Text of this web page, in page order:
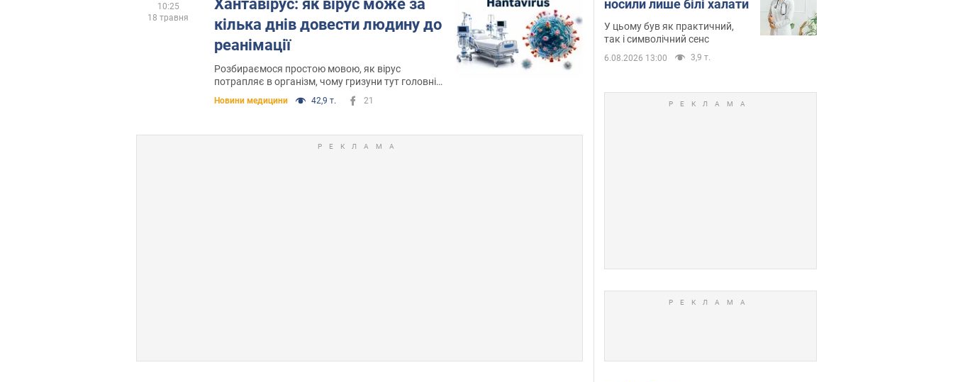
Хантавірус: як вірус може за
кілька днів довести людину до
реанімації
Розбираємося простою мовою, як вірус
потрапляє в організм, чому гризуни тут головні
"акціонери" та чи є шанс захиститися
Новини медицини 42,9 т. 21
10:25
18 травня
носили лише білі халати
У цьому був як практичний,
так і символічний сенс
6.08.2026 13:00 3,9 т.